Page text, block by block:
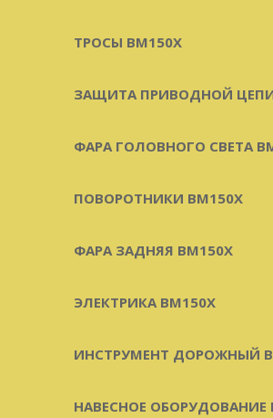
ТРОСЫ BM150X
ЗАЩИТА ПРИВОДНОЙ ЦЕПИ
ФАРА ГОЛОВНОГО СВЕТА
ПОВОРОТНИКИ BM150X
ФАРА ЗАДНЯЯ BM150X
ЭЛЕКТРИКА BM150X
ИНСТРУМЕНТ ДОРОЖНЫЙ
НАВЕСНОЕ ОБОРУДОВАНИЕ